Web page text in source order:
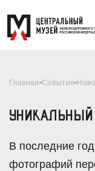
Главная События
УНИКАЛЬНЫЙ
В последние
фотографий